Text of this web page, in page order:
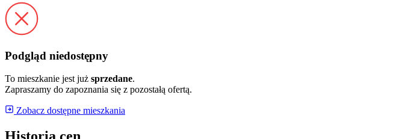
Podgląd niedostępny
To mieszkanie jest już sprzedane.
Zapraszamy do zapoznania się z pozostałą ofertą.
Zobacz dostępne mieszkania